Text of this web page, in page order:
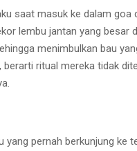
saat masuk ke dalam goa
lembu jantan yang besar
menimbulkan bau
ritual mereka tidak
yang pernah berkunjung ke